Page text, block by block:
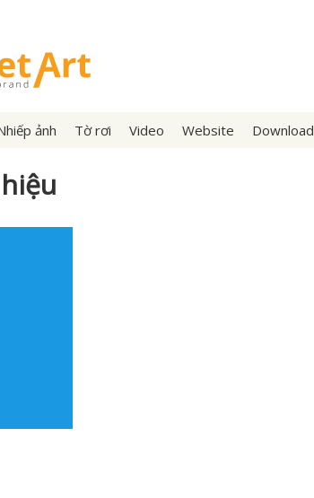
ảnh Tờ rơi Video Website Download